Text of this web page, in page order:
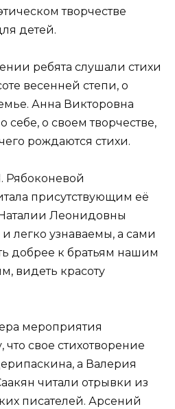
творчестве
детей.
ребята слушали стихи
весенней степи, о
Анна Викторовна
себе, о своем творчестве,
рождаются стихи.
Рябоконевой
присутствующим её
Леонидовны
легко узнаваемы, а сами
добрее к братьям нашим
видеть красоту
мероприятия
что свое стихотворение
а Валерия
читали отрывки из
писателей. Арсений